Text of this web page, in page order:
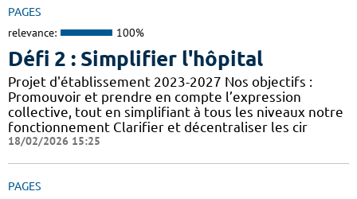
PAGES
relevance: 100%
Défi 2 : Simplifier l'hôpital
Projet d'établissement 2023-2027 Nos objectifs :
Promouvoir et prendre en compte l’expression
collective, tout en simplifiant à tous les niveaux notre
fonctionnement Clarifier et décentraliser les cir
18/02/2026 15:25
PAGES